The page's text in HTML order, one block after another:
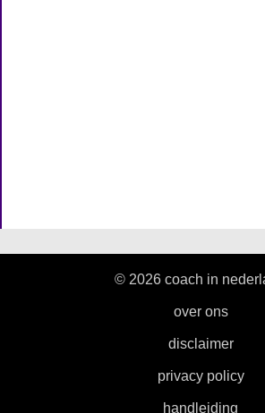
© 2026 coach in
over ons
disclaimer
privacy policy
handleiding